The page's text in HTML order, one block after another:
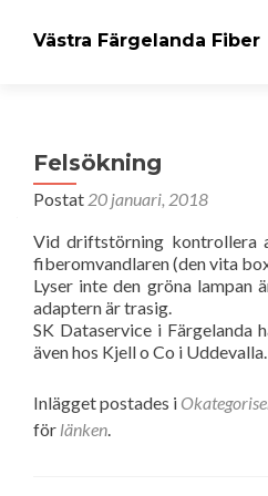
Västra Färgelanda Fiber
Felsökning
Postat 20 januari, 2018
Vid driftstörning kontrollera
fiberomvandlaren (den vita
Lyser inte den gröna lampan
adaptern är trasig.
SK Dataservice i Färgelanda
även hos Kjell o Co i Uddevalla.
Inlägget postades i
för länken.